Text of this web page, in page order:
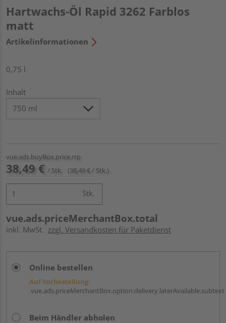
Hartwachs-Öl Rapid 3262 Farblos
matt
Artikelinformationen
0,75 l
Inhalt
vue.ads.buyBox.price.rrp
38,49 € / Stk. (38,49 € / Stk.)
Stk.
vue.ads.priceMerchantBox.total
inkl. MwSt. zzgl. Versandkosten für Paketdienst
Online bestellen
Auf Vorbestellung:
vue.ads.priceMerchantBox.option.delivery.laterAvailable.subtext
Beim Händler abholen